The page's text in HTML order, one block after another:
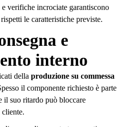
verifiche incrociate garantiscono
le caratteristiche previste.
e
interno
della produzione su commessa
il componente richiesto è parte
il suo ritardo può bloccare
cliente.